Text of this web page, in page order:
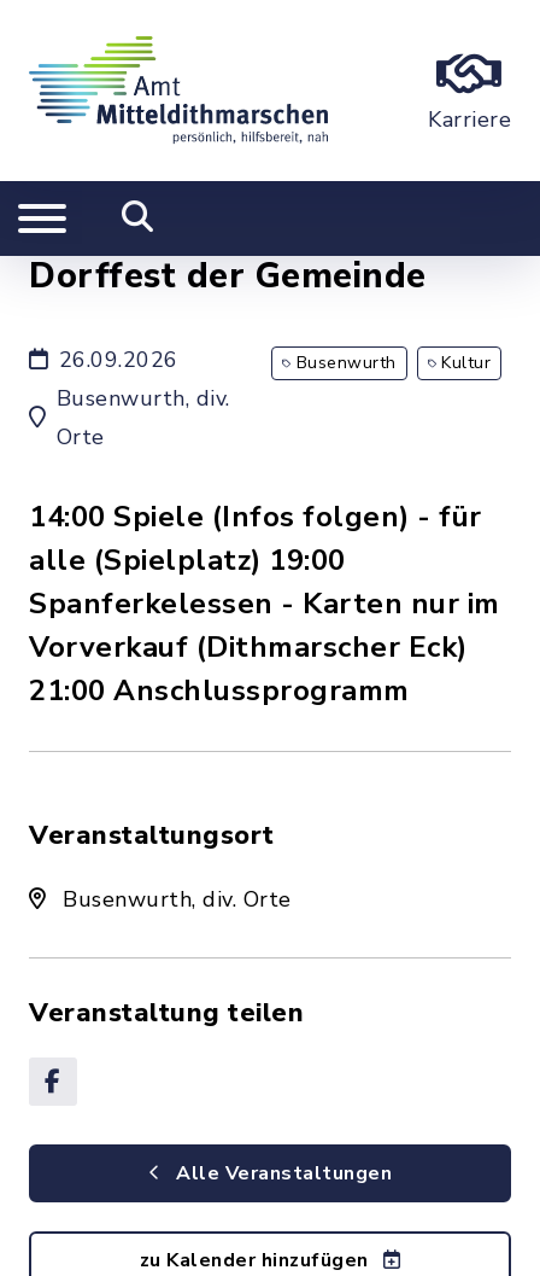
Karriere
Dorffest der Gemeinde
26.09.2026
Busenwurth, div.
Orte
Busenwurth Kultur
14:00 Spiele (Infos folgen) - für
alle (Spielplatz) 19:00
Spanferkelessen - Karten nur im
Vorverkauf (Dithmarscher Eck)
21:00 Anschlussprogramm
Veranstaltungsort
Busenwurth, div. Orte
Veranstaltung teilen
Alle Veranstaltungen
zu Kalender hinzufügen